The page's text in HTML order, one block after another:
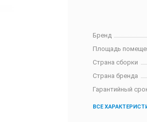
Бренд
Площадь
Страна сборки
Страна бренда
Гарантийный
ВСЕ